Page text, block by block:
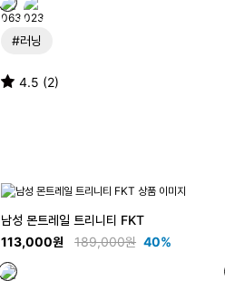
#러닝
4.5 (2)
남성 몬트레일 트리니티 FKT
113,000원
189,000원 40%